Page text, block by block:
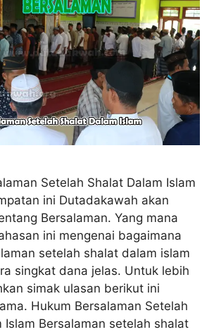
Setelah Shalat Dalam Islam
ini Dutadakawah akan
Bersalaman. Yang mana
ini mengenai bagaimana
setelah shalat dalam islam
singkat dana jelas. Untuk lebih
simak ulasan berikut ini
Hukum Bersalaman Setelah
Islam Bersalaman setelah shalat